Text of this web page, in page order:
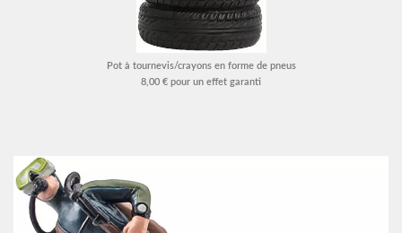
Pot à tournevis/crayons en forme de pneus
8,00 € pour un effet garanti